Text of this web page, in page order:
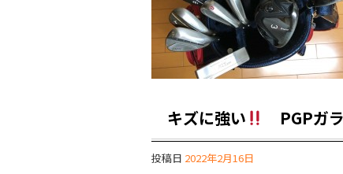
キズに強い PGPガ
投稿日 2022年2月16日